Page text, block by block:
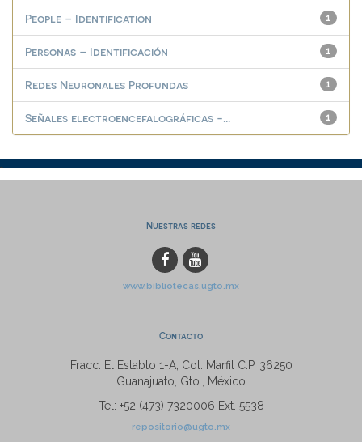
1
People – Identification
1
Personas – Identificación
1
Redes Neuronales Profundas
1
Señales electroencefalográficas -...
Nuestras redes
www.bibliotecas.ugto.mx
Contacto
Fracc. El Establo 1-A, Col. Marfil C.P. 36250
Guanajuato, Gto., México
Tel: +52 (473) 7320006 Ext. 5538
repositorio@ugto.mx